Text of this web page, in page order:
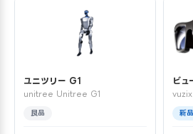
ユニツリー G1
unitree Unitree G1
良品
ビュ
新品